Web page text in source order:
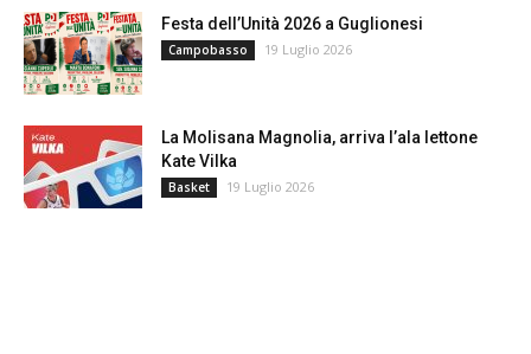
Festa dell’Unità 2026 a Guglionesi
Campobasso 19 Luglio 2026
La Molisana Magnolia, arriva l’ala lettone
Kate Vilka
Basket 19 Luglio 2026